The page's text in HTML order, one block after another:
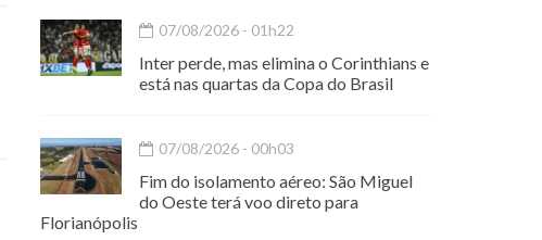
07/08/2026 - 01h22
Inter perde, mas elimina o Corinthians e
está nas quartas da Copa do Brasil
07/08/2026 - 00h03
Fim do isolamento aéreo: São Miguel
do Oeste terá voo direto para
Florianópolis